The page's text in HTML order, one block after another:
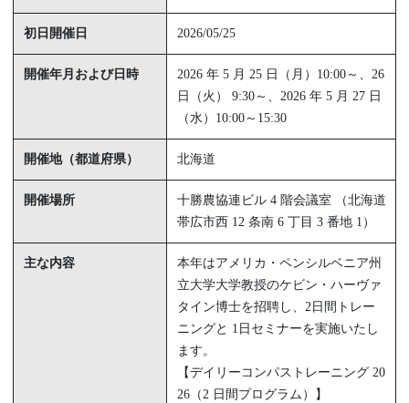
初日開催日 2026/05/25
開催年月および日時
2026 年 5 月 25 日（月）10:00～、26
日（火） 9:30～、2026 年 5 月 27 日
（水）10:00～15:30
開催地（都道府県） 北海道
開催場所
十勝農協連ビル 4 階会議室 （北海道
帯広市西 12 条南 6 丁目 3 番地 1）
主な内容
本年はアメリカ・ペンシルベニア州
立大学大学教授のケビン・ハーヴァ
タイン博士を招聘し、2日間トレー
ニングと 1日セミナーを実施いたし
ます。
【デイリーコンパストレーニング 20
26（2 日間プログラム）】